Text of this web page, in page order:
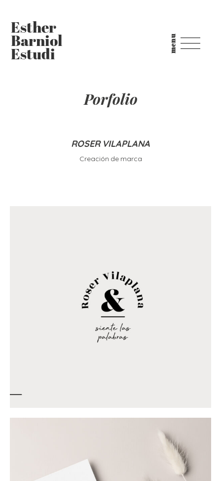
contenido
principal
barra
lateral
principal
Esther
Barniol
Estudi
menu
Porfolio
ROSER VILAPLANA
Creación de marca